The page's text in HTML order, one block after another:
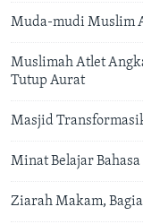
Muda-mudi Muslim
Muslimah Atlet
Tutup Aurat
Masjid
Minat Belajar
Ziarah Makam,